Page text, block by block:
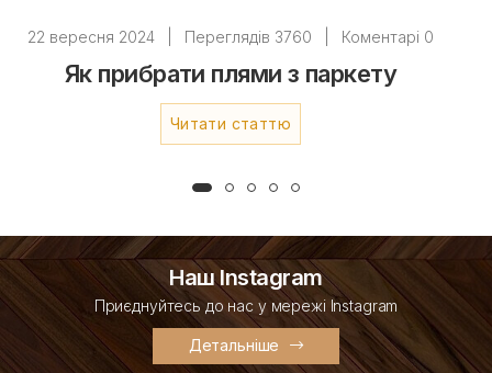
22 вересня 2024 Переглядів 3760 Коментарі 0
Як прибрати плями з паркету
Читати статтю
Наш Instagram
Приєднуйтесь до нас у мережі Instagram
Детальніше